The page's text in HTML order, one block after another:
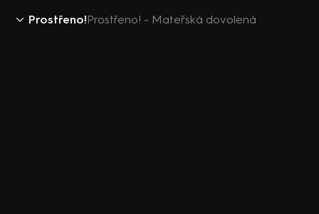
Prostřeno!Prostřeno! - Mateřská dovolená